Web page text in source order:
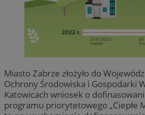
Miasto Zabrze złożyło do
Ochrony Środowiska i Gospodarki
Katowicach wniosek o
programu priorytetowego „Ciepłe